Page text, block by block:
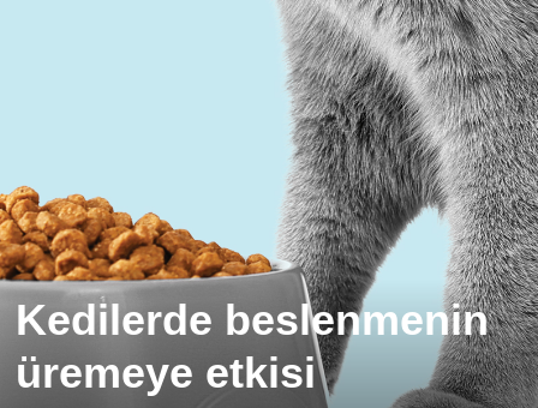
Kedilerde beslenmenin
üremeye etkisi